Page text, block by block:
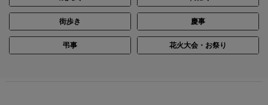
身長：156cm 身長：155cm
街歩き 慶事
弔事 花火大会・お祭り